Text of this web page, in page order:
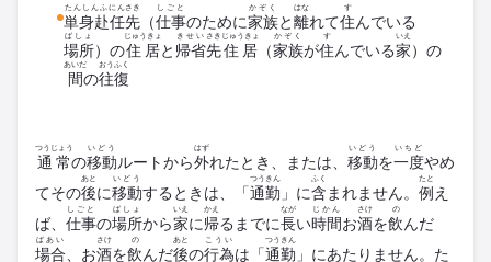
単身赴任
たんしんふにん
先
さき
（仕事
しごと
のために家族
かぞく
と離
はな
れて住
す
んでいる
場所
ばしょ
）の住居
じゅうきょ
と 帰省
きせい
先
さき
住居
じゅうきょ
（家族
かぞく
が住
す
んでいる家
いえ
）の
間
あいだ
の往復
おうふく
通常
つうじょう
の移動
いどう
ルートから外
はず
れたとき、または、 移動
いどう
を一度
いちど
やめ
てその後
あと
に移動
いどう
するときは、「通勤
つうきん
」に含
ふく
まれません。 例
たと
え
ば、 仕事
しごと
の場所
ばしょ
から家
いえ
に帰
かえ
るまでに長
なが
い時間
じかん
お酒
さけ
を飲
の
んだ
場合
ばあい
、お酒
さけ
を飲
の
んだ後
あと
の行為
こうい
は「通勤
つうきん
」にあたりません。た